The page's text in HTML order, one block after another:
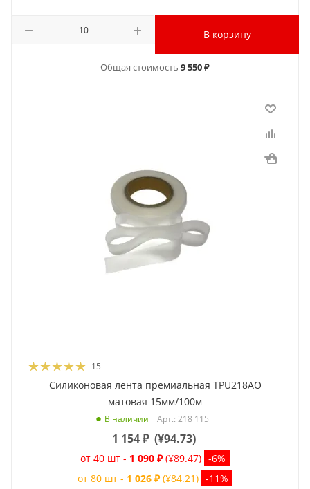
В корзину
Общая стоимость 9 550 ₽
15
Силиконовая лента премиальная TPU218AO
матовая 15мм/100м
В наличии Арт.: 218 115
1 154₽ (¥94.73)
от 40 шт - 1 090 ₽ (¥89.47) -6%
от 80 шт - 1 026 ₽ (¥84.21) -11%